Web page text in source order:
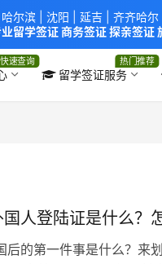
快速查询
留学签证服务
热门推荐
人登陆证是什么？
后的第一件事是什么？来
哈尔滨 沈阳 延吉 | 齐齐哈尔 |
留学签证 商务签证 探亲签
馆！提供服务机构：信达出